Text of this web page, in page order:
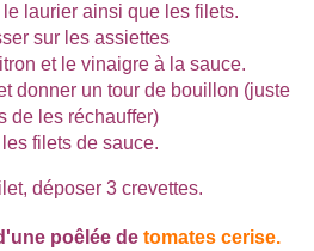
laurier ainsi que les filets.
sur les assiettes
et le vinaigre à la sauce.
donner un tour de bouillon (juste
de les réchauffer)
filets de sauce.
déposer 3 crevettes.
poêlée de tomates cerise.